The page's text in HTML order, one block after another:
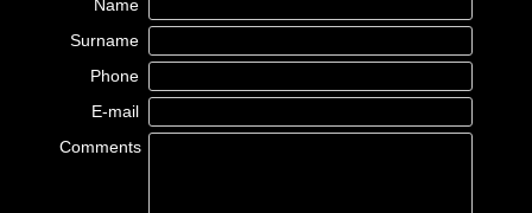
Name
Surname
Phone
E-mail
Comments